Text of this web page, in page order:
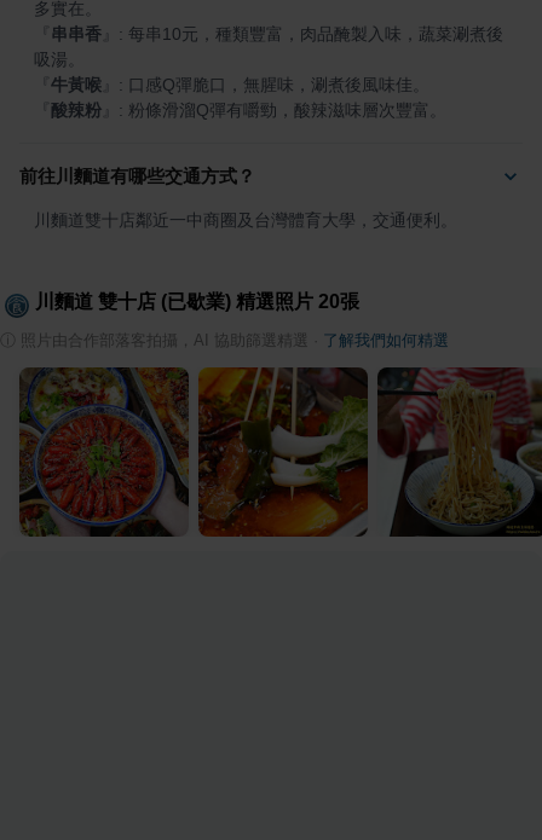
串串香
: 每串10元，種類豐富，肉品醃製入味，蔬菜涮煮後
牛黃喉
酸辣粉 : 粉條滑溜Q彈有嚼勁，酸辣滋味層次豐富。
前往川麵道有哪些交通方式？
川麵道雙十店鄰近一中商圈及台灣體育大學，交通便利。
川麵道 雙十店 (已歇業) 精選照片 20張
照片由合作部落客拍攝，AI 協助篩選精選 了解我們如何精選